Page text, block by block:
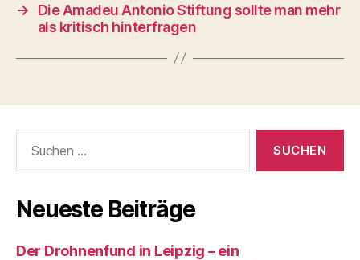
→
Die Amadeu Antonio Stiftung sollte man mehr
als kritisch hinterfragen
nach:
Neueste Beiträge
Der Drohnenfund in Leipzig – ein